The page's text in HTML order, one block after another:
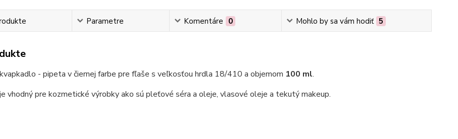
Parametre Komentáre 0 Mohlo by sa vám hodiť 5
- pipeta v čiernej farbe pre fľaše s veľkosťou hrdla 18/410 a objemom 100 ml.
vhodný pre kozmetické výrobky ako sú pleťové séra a oleje, vlasové oleje a tekutý makeup.